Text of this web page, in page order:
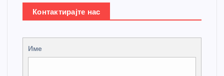
Контактирајте нас
Име